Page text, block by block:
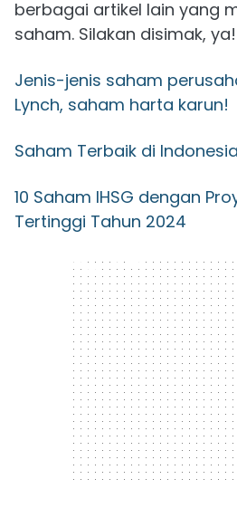
berbagai artikel lain yang
saham. Silakan disimak, ya!
Jenis-jenis saham
Lynch, saham harta karun!
Saham Terbaik di
10 Saham IHSG dengan
Tertinggi Tahun 2024
300 x 250